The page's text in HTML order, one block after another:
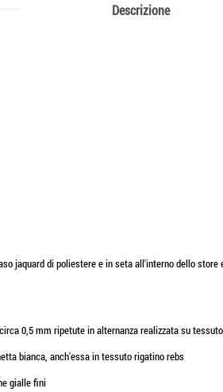
Descrizione
jaquard di poliestere e in seta all'interno dello
0,5 mm ripetute in alternanza realizzata su
bianca, anch'essa in tessuto rigatino rebs
gialle fini